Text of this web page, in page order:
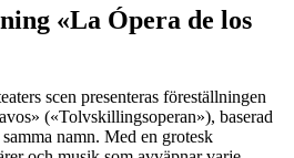
«La Ópera de los
scen presenteras föreställningen
(«Tolvskillingsoperan»), baserad
namn. Med en grotesk